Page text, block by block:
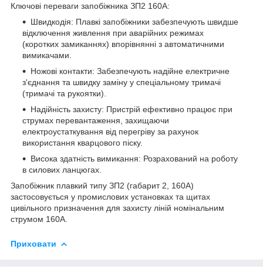
Ключові переваги запобіжника ЗП2 160А:
Швидкодія: Плавкі запобіжники забезпечують швидше
відключення живлення при аварійних режимах
(коротких замиканнях) впорівнянні з автоматичними
вимикачами.
Ножові контакти: Забезпечують надійне електричне
з'єднання та швидку заміну у спеціальному тримачі
(тримачі та рукоятки).
Надійність захисту: Пристрій ефективно працює при
струмах перевантаження, захищаючи
електроустаткування від перегріву за рахунок
використання кварцового піску.
Висока здатність вимикання: Розрахований на роботу
в силових ланцюгах.
Запобіжник плавкий типу ЗП2 (габарит 2, 160А)
застосовується у промислових установках та щитах
цивільного призначення для захисту ліній номінальним
струмом 160А.
Приховати